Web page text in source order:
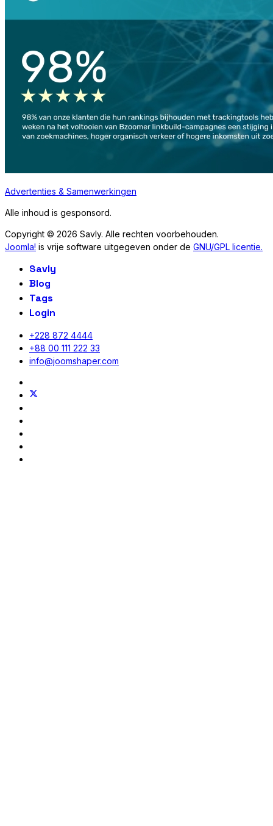
Advertenties & Samenwerkingen
Alle inhoud is gesponsord.
Copyright © 2026 Savly. Alle rechten voorbehouden.
Joomla! is vrije software uitgegeven onder de GNU/GPL licentie.
Savly
Blog
Tags
Login
+228 872 4444
+88 00 111 222 33
info@joomshaper.com